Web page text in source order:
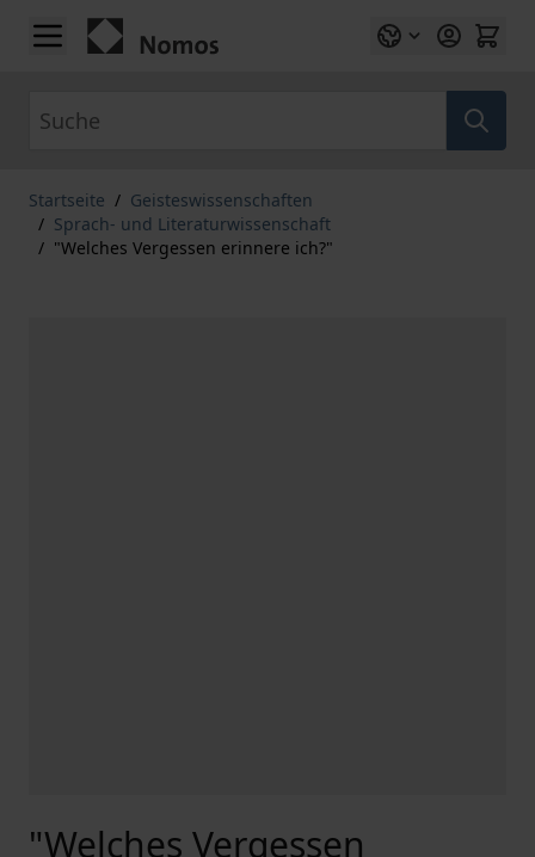
Zum Inhalt springen
Startseite / Geisteswissenschaften
/ Sprach- und Literaturwissenschaft
/ "Welches Vergessen erinnere ich?"
"Welches Vergessen